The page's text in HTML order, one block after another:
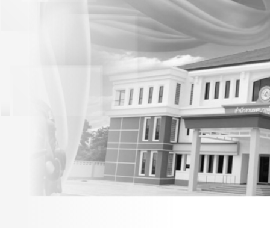
ประกาศคณะกรรมการกลาง
พนักงานเทศบาล เรื่อง
มาตรฐานทั่วไปเกี่ยวกับสอบ
คัดเลือก และการคัดเลือก
พนักงานเทศบาล ให้ดำรง
ตำแหน่งสายงานผู้บริหาร
(ฉบับที่ 5 ) พ.ศ. 2564